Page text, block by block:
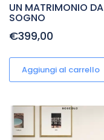
UN MATRIMONIO DA
SOGNO
€399,00
Aggiungi al carrello